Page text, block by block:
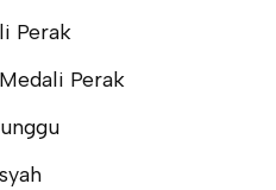
Perak
Perak